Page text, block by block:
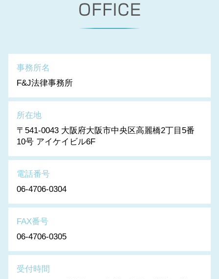
事務所名
F&J法律事務所
所在地
〒541-0043 大阪府大阪市中央区高麗橋2丁目5番
10号 アイケイビル6F
電話番号
06-4706-0304
FAX番号
06-4706-0305
受付時間